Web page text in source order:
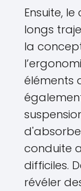
Ensuite,
longs
la
éléments
conduite
difficiles.
révéler